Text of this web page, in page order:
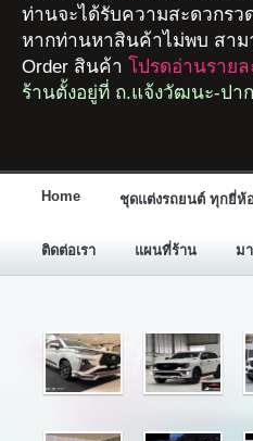
ท่านจะได้รับความสะดวกรว
หากท่านหาสินค้าไม่พบ สาม
Order สินค้า โปรดอ่านราย
ร้านตั้งอยู่ที่ ถ.แจ้งวัฒนะ-ปา
Home ชุดแต่งรถยนต์ ทุกยี่ห้
ติดต่อเรา แผนที่ร้าน ม